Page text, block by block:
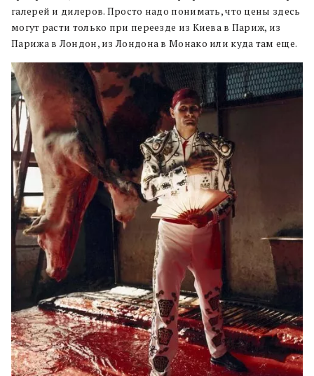
галерей и дилеров. Просто надо понимать, что цены здесь
могут расти только при переезде из Киева в Париж, из
Парижа в Лондон, из Лондона в Монако или куда там еще.